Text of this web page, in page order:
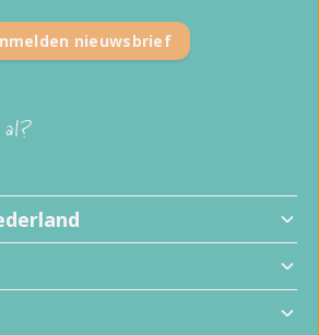
nieuwsbrief